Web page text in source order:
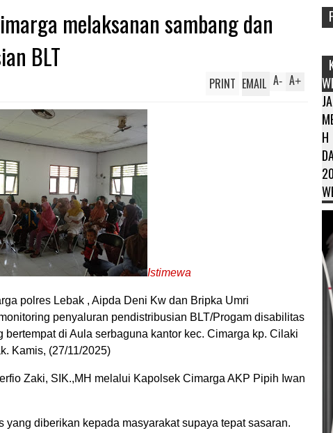
melaksanan sambang dan
BLT
A+
A-
PRINT EMAIL
Istimewa
polres Lebak , Aipda Deni Kw dan Bripka Umri
penyaluran pendistribusian BLT/Progam disabilitas
bertempat di Aula serbaguna kantor kec. Cimarga kp. Cilaki
Kamis, (27/11/2025)
Zaki, SIK.,MH melalui Kapolsek Cimarga AKP Pipih Iwan
yang diberikan kepada masyarakat supaya tepat sasaran.
H